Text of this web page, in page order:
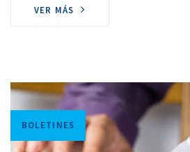
VER MÁS
Tags
BOLETINES